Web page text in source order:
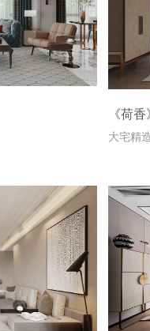
《荷
大宅精